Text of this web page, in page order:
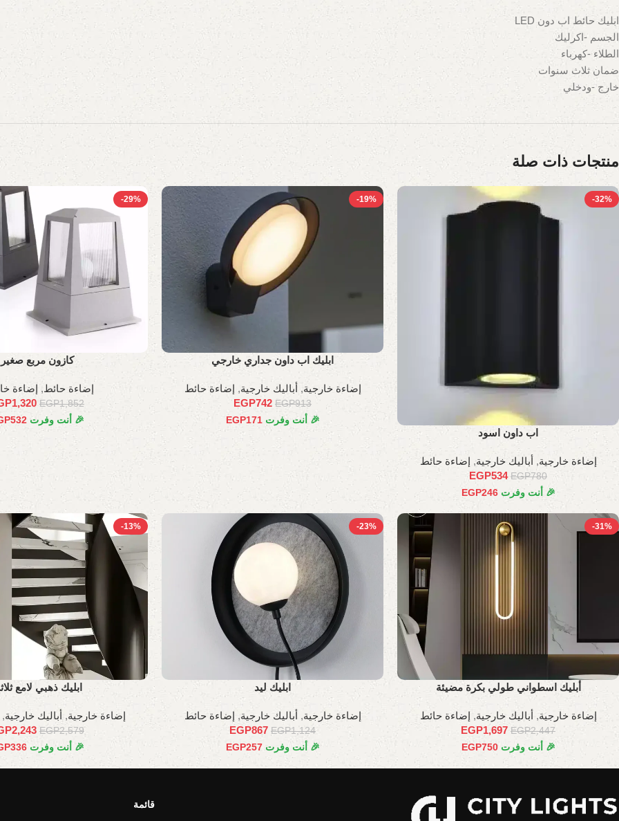
ابليك حائط اب دون LED
الجسم -اكرليك
الطلاء -كهرباء
ضمان ثلاث سنوات
خارج -ودخلي
منتجات ذات صلة
-32%
اب داون اسود
إضاءة خارجية, أباليك خارجية, إضاءة حائط
EGP780
EGP534
🎉 أنت وفرت EGP246
-19%
ابليك اب داون جداري خارجي
إضاءة خارجية, أباليك خارجية, إضاءة حائط
EGP913
EGP742
🎉 أنت وفرت EGP171
-29%
كازون مربع صغير
إضاءة حائط, إضاءة
EGP1,852
1,320
🎉 أنت وفرت532
-31%
أبليك اسطواني طولي بكرة مضيئة
إضاءة خارجية, أباليك خارجية, إضاءة حائط
EGP2,447
EGP1,697
🎉 أنت وفرت EGP750
-23%
ابليك ليد
إضاءة خارجية, أباليك خارجية, إضاءة حائط
EGP1,124
EGP867
🎉 أنت وفرت EGP257
-13%
ابليك ذهبي لامع
إضاءة خارجية, أباليك خارجية
EGP2,579
2,243
🎉 أنت وفرت336
قائمة